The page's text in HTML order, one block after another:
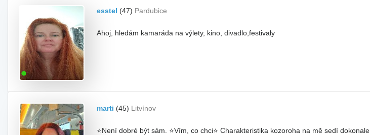
esstel (47) Pardubice
Ahoj, hledám kamaráda na výlety, kino, divadlo,festivaly
marti (45) Litvínov
⭐Není dobré být sám. ⭐Vím, co chci⭐ Charakteristika kozoroha na mě sedí dokonale.